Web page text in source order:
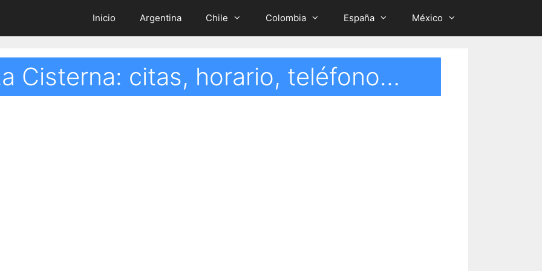
Inicio Argentina Chile Colombia España México
Cisterna: citas, horario, teléfono…